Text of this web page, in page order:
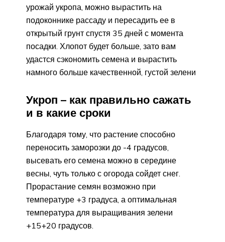
урожай укропа, можно вырастить на
подоконнике рассаду и пересадить ее в
открытый грунт спустя 35 дней с момента
посадки. Хлопот будет больше, зато вам
удастся сэкономить семена и вырастить
намного больше качественной, густой зелени
Укроп – как правильно сажать
и в какие сроки
Благодаря тому, что растение способно
переносить заморозки до -4 градусов,
высевать его семена можно в середине
весны, чуть только с огорода сойдет снег.
Прорастание семян возможно при
температуре +3 градуса, а оптимальная
температура для выращивания зелени
+15+20 градусов.